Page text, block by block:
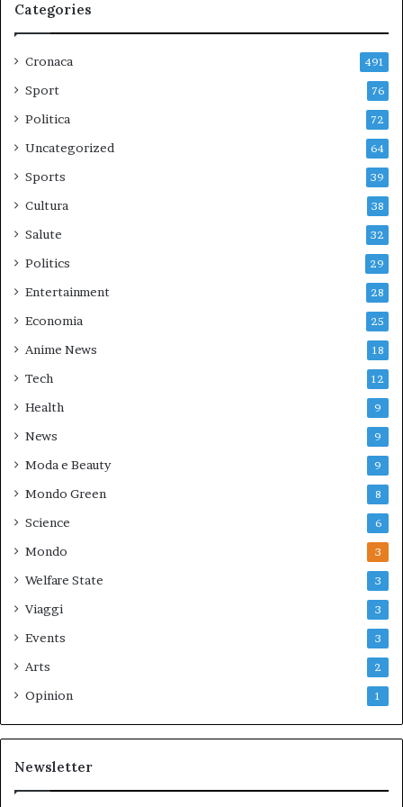
Categories
Cronaca 491
Sport 76
Politica 72
Uncategorized 64
Sports 39
Cultura 38
Salute 32
Politics 29
Entertainment 28
Economia 25
Anime News 18
Tech 12
Health 9
News 9
Moda e Beauty 9
Mondo Green 8
Science 6
Mondo 3
Welfare State 3
Viaggi 3
Events 3
Arts 2
Opinion 1
Newsletter